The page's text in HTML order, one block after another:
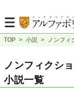
TOP > 小説 > ノンフィ
ノンフィクシ
小説一覧